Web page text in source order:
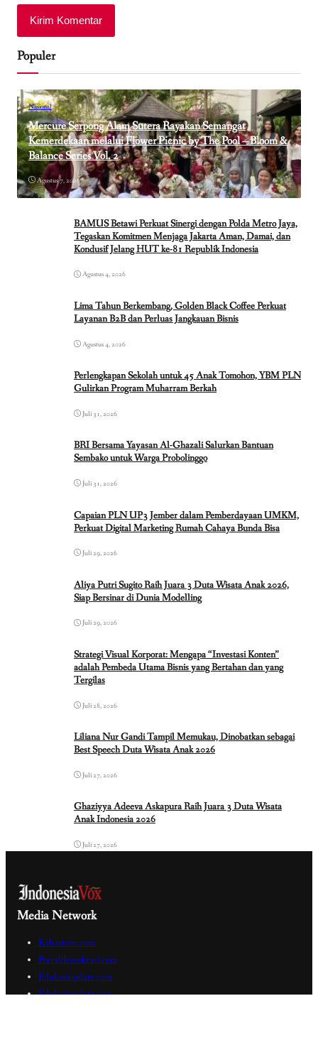
Populer
Nasional
Mercure Serpong Alam Sutera Rayakan Semangat
Kemerdekaan melalui Flower Picnic by The Pool – Bloom &
Balance Series Vol. 2
Agustus 7, 2026
BAMUS Betawi Perkuat Sinergi dengan Polda Metro Jaya,
Tegaskan Komitmen Menjaga Jakarta Aman, Damai, dan
Kondusif Jelang HUT ke-81 Republik Indonesia
Agustus 4, 2026
Lima Tahun Berkembang, Golden Black Coffee Perkuat
Layanan B2B dan Perluas Jangkauan Bisnis
Agustus 4, 2026
Perlengkapan Sekolah untuk 45 Anak Tomohon, YBM PLN
Gulirkan Program Muharram Berkah
Juli 31, 2026
BRI Bersama Yayasan Al-Ghazali Salurkan Bantuan
Sembako untuk Warga Probolinggo
Juli 31, 2026
Capaian PLN UP3 Jember dalam Pemberdayaan UMKM,
Perkuat Digital Marketing Rumah Cahaya Bunda Bisa
Juli 29, 2026
Aliya Putri Sugito Raih Juara 3 Duta Wisata Anak 2026,
Siap Bersinar di Dunia Modelling
Juli 29, 2026
Strategi Visual Korporat: Mengapa “Investasi Konten”
adalah Pembeda Utama Bisnis yang Bertahan dan yang
Tergilas
Juli 28, 2026
Liliana Nur Gandi Tampil Memukau, Dinobatkan sebagai
Best Speech Duta Wisata Anak 2026
Juli 27, 2026
Ghaziyya Adeeva Askapura Raih Juara 3 Duta Wisata
Anak Indonesia 2026
Juli 27, 2026
Media Network
Kabartren.com
Portaldemokrasi.com
Edukasiupdate.com
Edukasiupdate.com